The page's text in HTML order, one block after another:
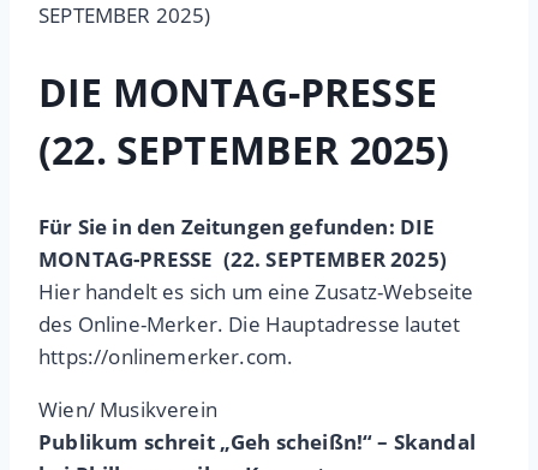
SEPTEMBER 2025)
DIE MONTAG-PRESSE
(22. SEPTEMBER 2025)
Für Sie in den Zeitungen gefunden: DIE
MONTAG-PRESSE (22. SEPTEMBER 2025)
Hier handelt es sich um eine Zusatz-Webseite
des Online-Merker. Die Hauptadresse lautet
https://onlinemerker.com.
Wien/ Musikverein
Publikum schreit „Geh scheißn!“ – Skandal